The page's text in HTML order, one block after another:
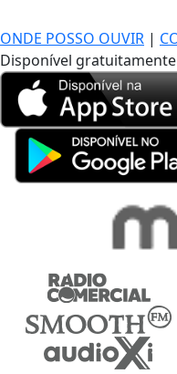
ONDE POSSO OUVIR |
Disponível